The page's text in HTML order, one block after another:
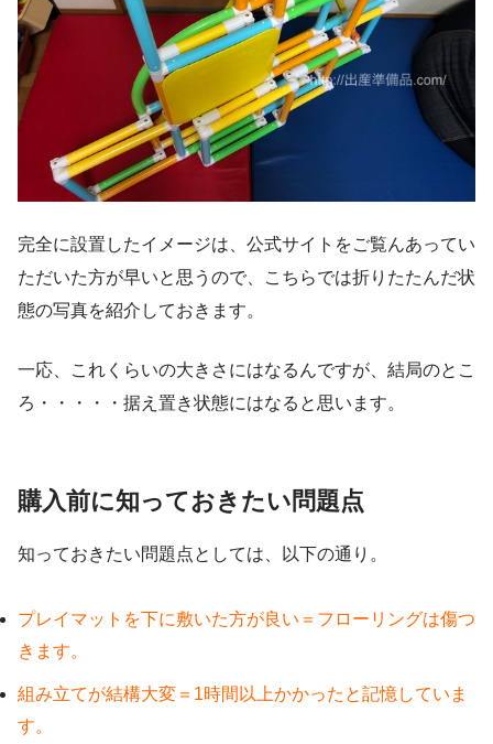
完全に設置したイメージは、公式サイトをご覧んあってい
ただいた方が早いと思うので、こちらでは折りたたんだ状
態の写真を紹介しておきます。
一応、これくらいの大きさにはなるんですが、結局のとこ
ろ・・・・・据え置き状態にはなると思います。
購入前に知っておきたい問題点
知っておきたい問題点としては、以下の通り。
プレイマットを下に敷いた方が良い＝フローリングは傷つ
きます。
組み立てが結構大変＝1時間以上かかったと記憶していま
す。